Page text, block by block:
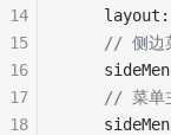
    layout
:
// 侧边
// 菜单
14
15
16
17
18